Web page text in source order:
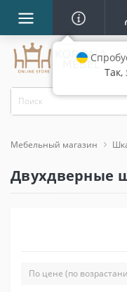
Мебельный магазин
Двухдверные
Так,